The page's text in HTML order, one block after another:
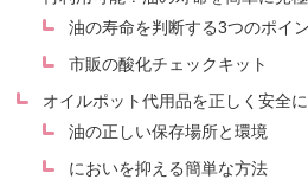
油の寿命を判断する3つのポイ
市販の酸化チェックキット
オイルポット代用品を正しく安全
油の正しい保存場所と環境
においを抑える簡単な方法